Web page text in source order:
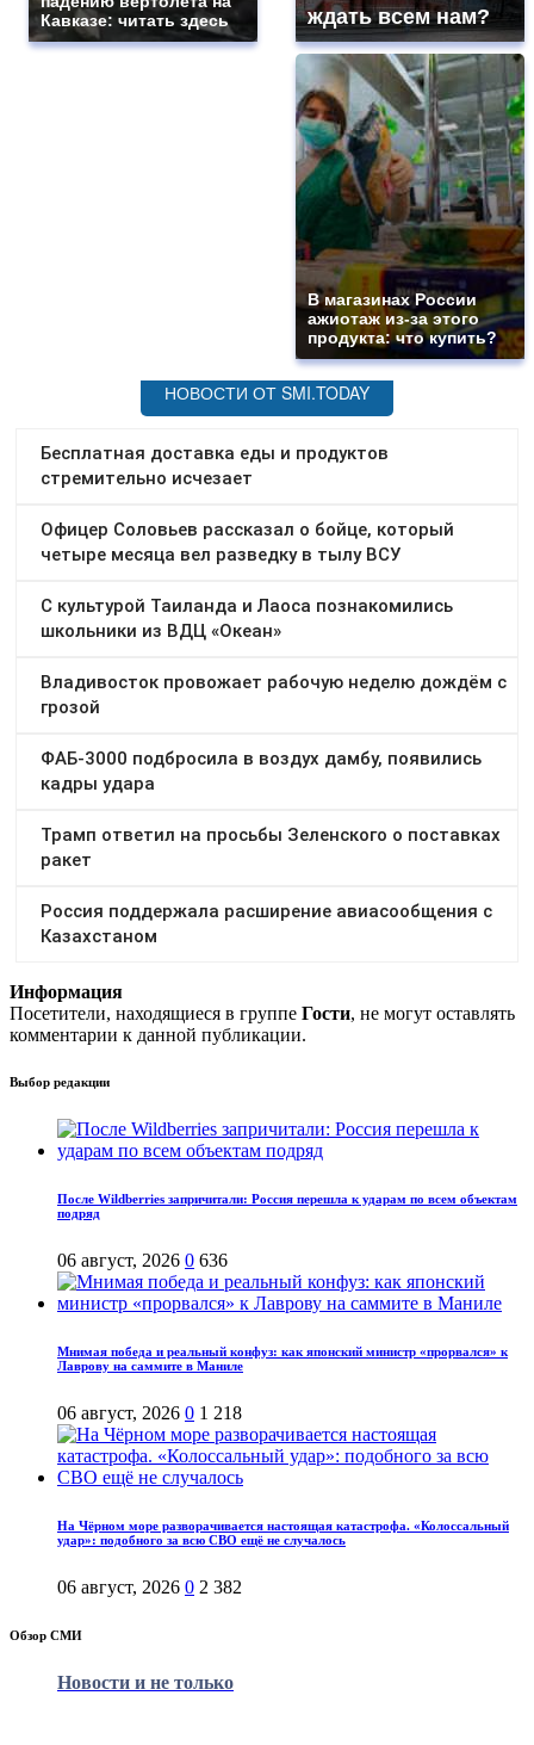
Кавказе: читать здесь
ждать всем нам?
В магазинах России
ажиотаж из-за этого
продукта: что купить?
Информация
Посетители, находящиеся в группе Гости, не могут оставлять
комментарии к данной публикации.
Выбор редакции
После Wildberries запричитали: Россия перешла к ударам по всем объектам
подряд
06 август, 2026 0 636
Мнимая победа и реальный конфуз: как японский министр «прорвался» к
Лаврову на саммите в Маниле
06 август, 2026 0 1 218
На Чёрном море разворачивается настоящая катастрофа. «Колоссальный
удар»: подобного за всю СВО ещё не случалось
06 август, 2026 0 2 382
Обзор СМИ
Новости и не только